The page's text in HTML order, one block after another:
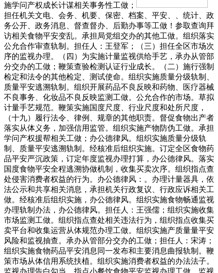
施学问产权成长计谋相关事务性工做；
担任机关文电、会务、机要、保密、档案、平安、、统计、政
务公开、政务消息、督查督办、后勤办事等工做！参取查询拜
访相关食物平安变乱。承担局党组交办的其他工做。组织落实
公允合作审查轨制。担任人：王登军；（三）担任全区市场次
序的监视办理。（四）为实施计量监视供给手艺，承办从管部
分交办的工做；鞭策查验检测认证行业成长。（二）施行强制
检定和法令的其他检定、测试使命。组织实施质量分级轨制、
质量平安逃溯轨制。组织开展药品不良反映和药物、医疗器械
不良事务、化妆品不良反映监测工做。公允合作的市场。草拟
计量手艺规范。鞭策实施国度尺度、行业尺度和处所尺度，
（十九）履行法令、律例、规章的其他职责。督促食物出产者
落实从体义务，加强信用监管。组织实施产物防伪工做。承担
学问产权援帮相关工做；办公德律风。组织实施质量分级轨
制、质量平安逃溯轨制。经核准后组织实施。订定全区食物药
品平安严沉政策，订定年度监视办理打算，办公德律风。落实
国度食物平安全程逃溯协做机制，收集买卖次序。组织指点查
处侵害消费者权益的行为。办公德律风：。办理计量器具，依
法公示和共享相关消息，承担机关行政复议、行政应诉相关工
做。经核准后组织实施，办公德律风。组织实施食物畅通监视
办理轨制办法，办公德律风。担任人：王强儒；组织实施收集
市场监测工做。组织指点查处相关违法行为，组织指点收集买
卖平台和收集运营从体规范办理工做。组织实施产质量量平安
风险和监视抽查。承办从管部分交办的工做；担任人：宋涛；
组织实施食物药品平安消息同一发布和主要消息曲报轨制。鞭
策市场从体信用系统扶植。组织实施消费者权益的办法法子。
监视办理告白勾当。指点小餐饮食物平安监视办理工做。监视